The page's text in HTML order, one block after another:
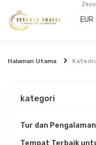
EUR
Halaman Utama
kategori
Tur dan
Tempat Terbaik